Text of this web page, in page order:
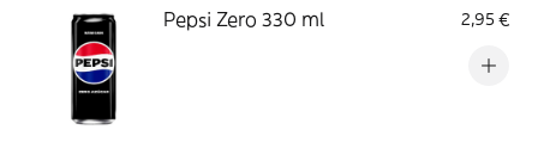
Pepsi Zero 330 ml 2,95 €